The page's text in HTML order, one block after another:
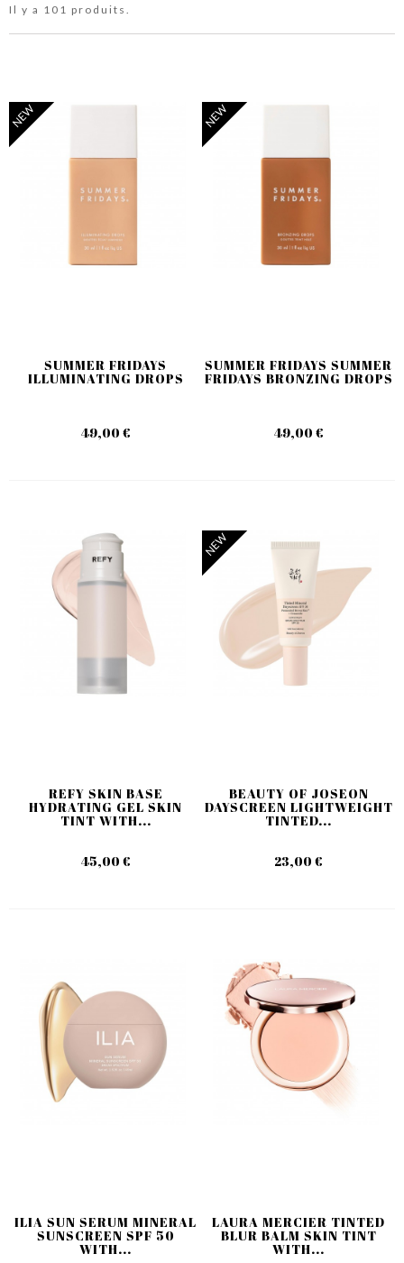
Il y a 101 produits.
NEW
SUMMER FRIDAYS
ILLUMINATING DROPS
49,00 €
NEW
SUMMER FRIDAYS SUMMER
FRIDAYS BRONZING DROPS
49,00 €
REFY SKIN BASE
HYDRATING GEL SKIN
TINT WITH...
45,00 €
NEW
BEAUTY OF JOSEON
DAYSCREEN LIGHTWEIGHT
TINTED...
23,00 €
ILIA SUN SERUM MINERAL
SUNSCREEN SPF 50
WITH...
LAURA MERCIER TINTED
BLUR BALM SKIN TINT
WITH...